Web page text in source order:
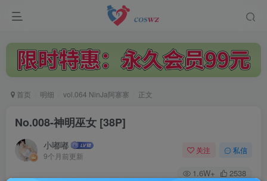
首页 明细 vol.064 NinJa阿寨寨 正文
No.008-神明巫女 [38P]
小嘟嘟
9个月前更新
关注 私信
1.6W+ 2538